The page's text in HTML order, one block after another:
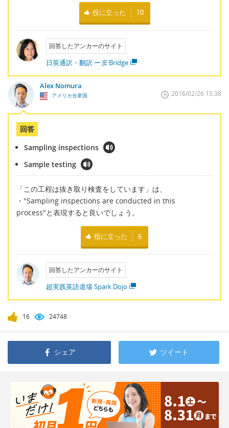
役に立った 10
回答したアンカーのサイト
日英通訳・翻訳 ー JE Bridge
Alex Nomura
アメリカ合衆国 2016/02/26 15:38
回答
Sampling inspections
Sample testing
「この工程は抜き取り検査をしています」は、
・"Sampling inspections are conducted in this
process"と表現すると良いでしょう。
役に立った 6
回答したアンカーのサイト
超実践英語道場 Spark Dojo
16 24748
シェア ツイート